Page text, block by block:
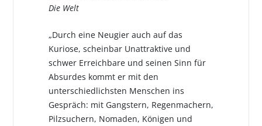
Die Welt
„Durch eine Neugier auch auf das
Kuriose, scheinbar Unattraktive und
schwer Erreichbare und seinen Sinn für
Absurdes kommt er mit den
unterschiedlichsten Menschen ins
Gespräch: mit Gangstern, Regenmachern,
Pilzsuchern, Nomaden, Königen und